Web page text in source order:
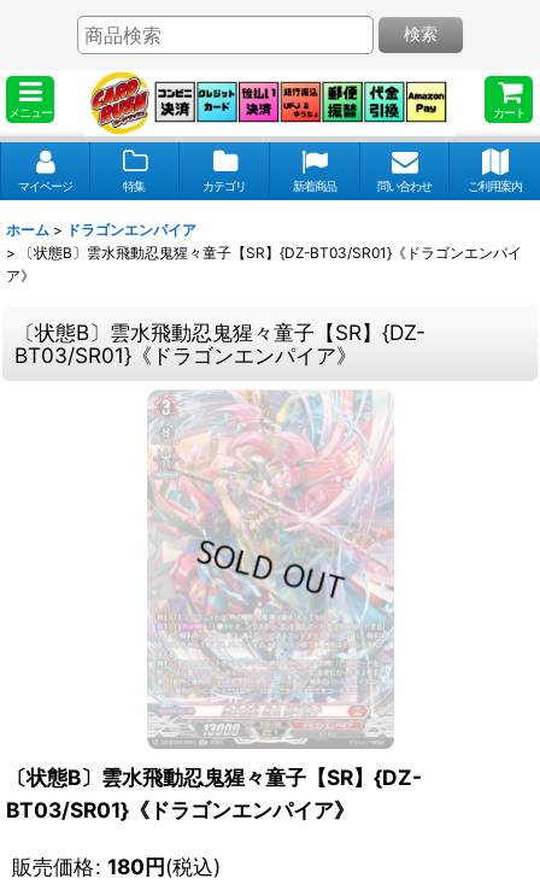
メニュー カート
検索
マイページ 特集 カテゴリ 新着商品 問い合わせ ご利用案内
ホーム > ドラゴンエンパイア
>
〔状態B〕雲水飛動忍鬼猩々童子【SR】{DZ-BT03/SR01}《ドラゴンエンパイ
ア》
〔状態B〕雲水飛動忍鬼猩々童子【SR】{DZ-
BT03/SR01}《ドラゴンエンパイア》
〔状態B〕雲水飛動忍鬼猩々童子【SR】{DZ-
BT03/SR01}《ドラゴンエンパイア》
販売価格: 180円(税込)